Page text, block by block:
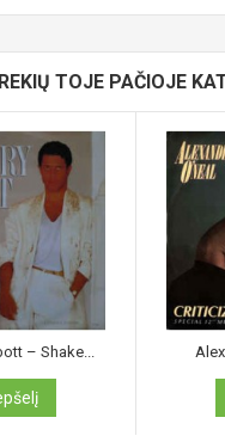
TOJE PAČIOJE
‎– Shake...